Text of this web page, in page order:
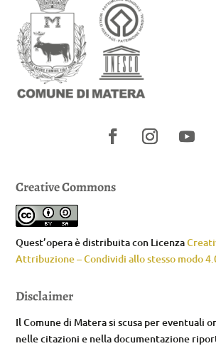
Creative Commons
Quest’opera è distribuita con Licenza
Attribuzione – Condividi allo stesso modo
Disclaimer
Il Comune di Matera si scusa per eventuali
nelle citazioni e nella documentazione